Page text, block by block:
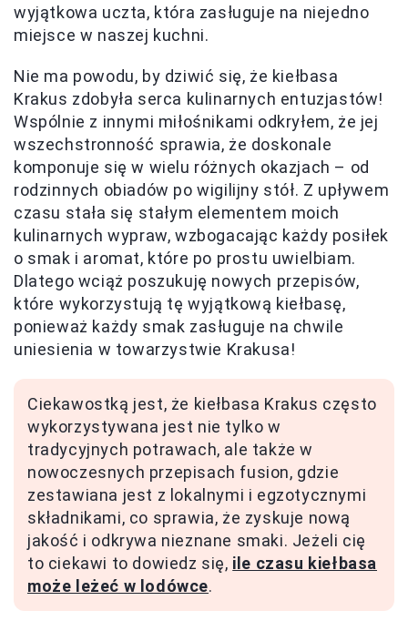
wyjątkowa uczta, która zasługuje na niejedno
miejsce w naszej kuchni.
Nie ma powodu, by dziwić się, że kiełbasa
Krakus zdobyła serca kulinarnych entuzjastów!
Wspólnie z innymi miłośnikami odkryłem, że jej
wszechstronność sprawia, że doskonale
komponuje się w wielu różnych okazjach – od
rodzinnych obiadów po wigilijny stół. Z upływem
czasu stała się stałym elementem moich
kulinarnych wypraw, wzbogacając każdy posiłek
o smak i aromat, które po prostu uwielbiam.
Dlatego wciąż poszukuję nowych przepisów,
które wykorzystują tę wyjątkową kiełbasę,
ponieważ każdy smak zasługuje na chwile
uniesienia w towarzystwie Krakusa!
Ciekawostką jest, że kiełbasa Krakus często
wykorzystywana jest nie tylko w
tradycyjnych potrawach, ale także w
nowoczesnych przepisach fusion, gdzie
zestawiana jest z lokalnymi i egzotycznymi
składnikami, co sprawia, że zyskuje nową
jakość i odkrywa nieznane smaki. Jeżeli cię
to ciekawi to dowiedz się, ile czasu kiełbasa
może leżeć w lodówce.